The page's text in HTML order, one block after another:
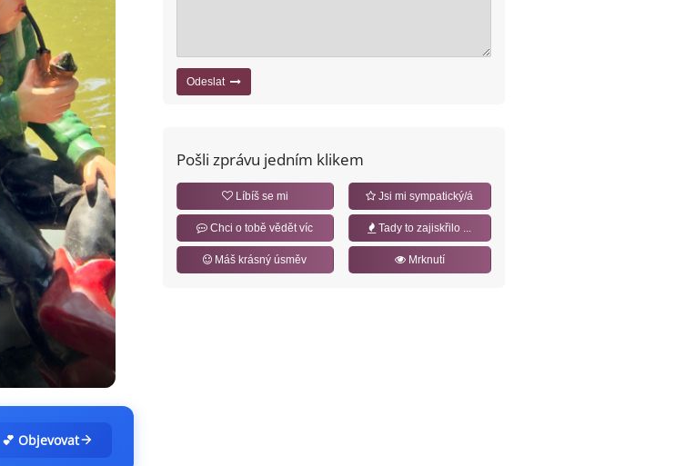
💕 Objevovat
Odeslat
Pošli zprávu jedním klikem
Líbíš se mi Jsi mi sympatický/á
Chci o tobě vědět víc Tady to zajiskřilo ...
Máš krásný úsměv Mrknutí